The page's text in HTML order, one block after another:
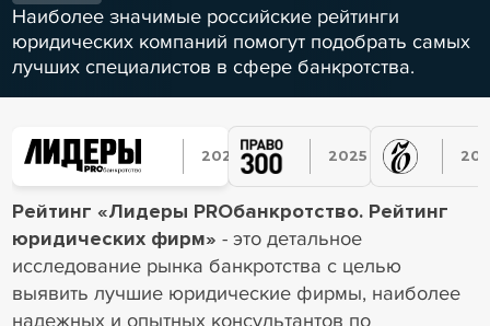
Наиболее значимые российские рейтинги
юридических компаний помогут подобрать самых
лучших специалистов в сфере банкротства.
2025
2024
2025
2023
2025
2023
Рейтинг «Лидеры PROбанкротство. Рейтинг
юридических фирм» - это детальное
исследование рынка банкротства с целью
выявить лучшие юридические фирмы, наиболее
надежных и опытных консультантов по